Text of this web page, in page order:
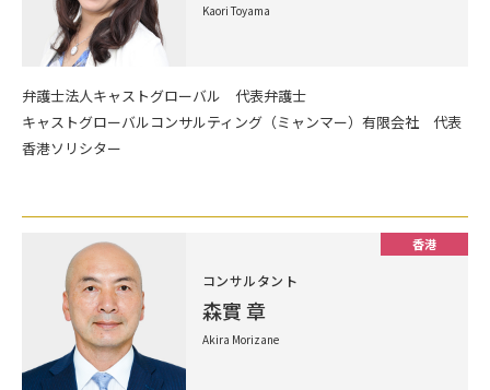
Kaori Toyama
弁護士法人キャストグローバル 代表弁護士
キャストグローバルコンサルティング（ミャンマー）有限会社 代表
香港ソリシター
コンサルタント
森實 章
Akira Morizane
香港